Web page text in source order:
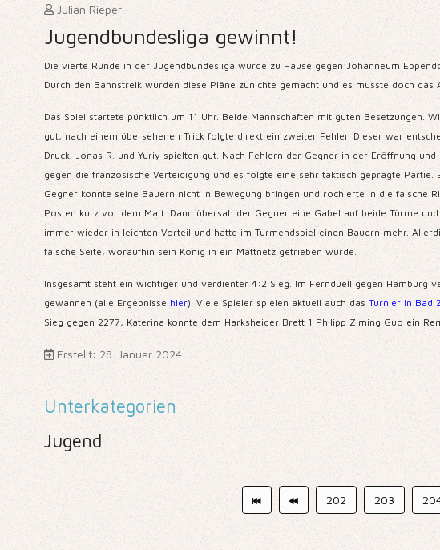
Julian Rieper
Jugendbundesliga gewinnt!
Die vierte Runde in der Jugendbundesliga wurde zu Hause gegen Johanneum
Durch den Bahnstreik wurden diese Pläne zunichte gemacht und es musste doch
Das Spiel startete pünktlich um 11 Uhr. Beide Mannschaften mit guten
gut, nach einem übersehenen Trick folgte direkt ein zweiter Fehler. Dieser war
Druck. Jonas R. und Yuriy spielten gut. Nach Fehlern der Gegner in der Eröffnung
gegen die französische Verteidigung und es folgte eine sehr taktisch geprägte
Gegner konnte seine Bauern nicht in Bewegung bringen und rochierte in die falsche
Posten kurz vor dem Matt. Dann übersah der Gegner eine Gabel auf beide Türme
immer wieder in leichten Vorteil und hatte im Turmendspiel einen Bauern mehr.
falsche Seite, woraufhin sein König in ein Mattnetz getrieben wurde.
Insgesamt steht ein wichtiger und verdienter 4:2 Sieg. Im Fernduell gegen
gewannen (alle Ergebnissehier). Viele Spieler spielen aktuell auch dasTurnier in Bad
Sieg gegen 2277, Katerina konnte dem Harksheider Brett 1 Philipp Ziming Guo ein
Erstellt: 28. Januar 2024
Unterkategorien
Jugend
202 203